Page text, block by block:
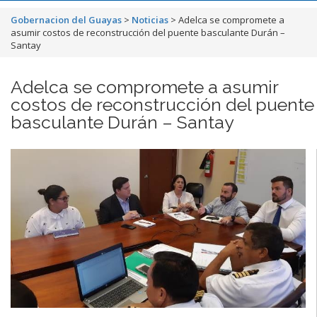
Gobernacion del Guayas > Noticias > Adelca se compromete a
asumir costos de reconstrucción del puente basculante Durán –
Santay
Adelca se compromete a asumir
costos de reconstrucción del puente
basculante Durán – Santay